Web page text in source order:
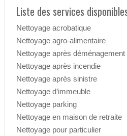
Liste des services
Nettoyage acrobatique
Nettoyage agro-alimentaire
Nettoyage après déménagement
Nettoyage après incendie
Nettoyage après sinistre
Nettoyage d’immeuble
Nettoyage parking
Nettoyage en maison de retraite
Nettoyage pour particulier